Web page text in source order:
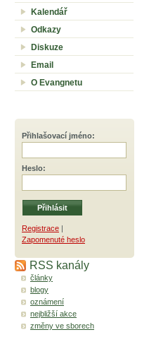
Kalendář
Odkazy
Diskuze
Email
O Evangnetu
Přihlašovací jméno:
Heslo:
Registrace |
Zapomenuté heslo
RSS kanály
články
blogy
oznámení
nejbližší akce
změny ve sborech